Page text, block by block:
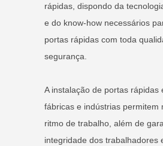
rápidas, dispondo da
e do know-how necessários
portas rápidas com toda
segurança.
A instalação de portas rápidas
fábricas e indústrias permitem
ritmo de trabalho, além de
integridade dos trabalhadores